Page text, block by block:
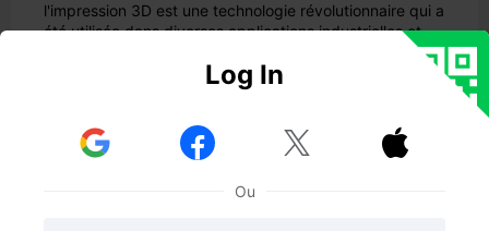
l'impression 3D est une technologie révolutionnaire qui a
été utilisée dans diverses applications industrielles et
intéressantes de l'impression 3D est son application
potentielle à la construction et à l'architecture - à savoir
d'une imprimante 3D !
Dans un monde où le réchauffement climatique réduit
chaque jour les terres utilisables et où les habitats sont
Log In
  
Ou